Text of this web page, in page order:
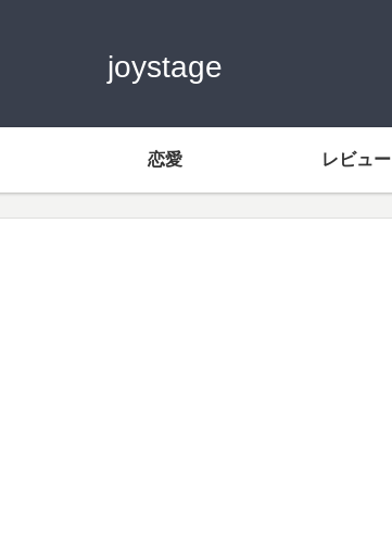
joystage
恋愛 レビュー